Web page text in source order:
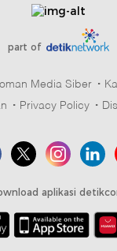
part of
Media Siber
Privacy Policy
aplikasi